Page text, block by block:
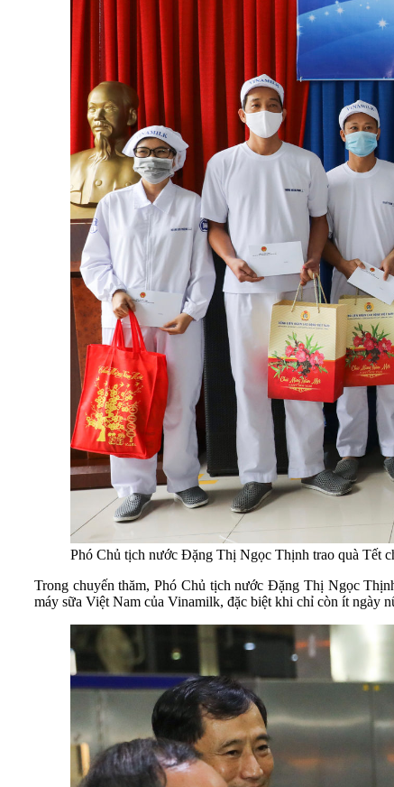
Phó Chủ tịch nước Đặng Thị Ngọc Thịnh trao quà Tết
Trong chuyến thăm, Phó Chủ tịch nước Đặng Thị Ngọc
máy sữa Việt Nam của Vinamilk, đặc biệt khi chỉ còn ít ngày